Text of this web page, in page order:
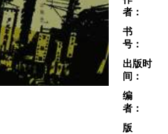
者：
书
号：
出版时
间：
编
者：
版